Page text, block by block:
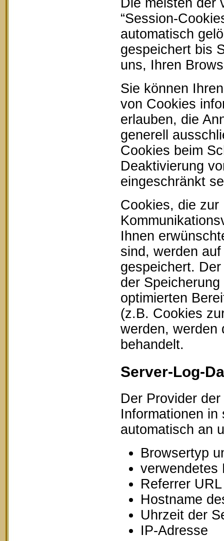
Die meisten der
“Session-
automatisch
gespeichert bis
uns, Ihren
Sie können
von Cookies
erlauben, die
generell
Cookies beim
Deaktivierung
eingeschränkt
Cookies, die zur
Ihnen
sind, werden
gespeichert.
der
optimierten
(z.B. Cookies
werden, werden
behandelt.
Server-Log-
Der Provider
Informationen
automatisch an
Browsertyp
verwendetes
Referrer URL
Hostname
Uhrzeit der
IP-Adresse